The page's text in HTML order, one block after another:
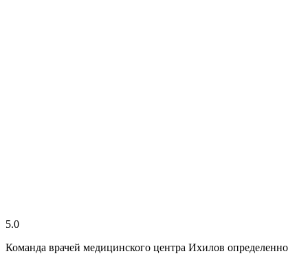
5.0
Команда врачей медицинского центра Ихилов определенно